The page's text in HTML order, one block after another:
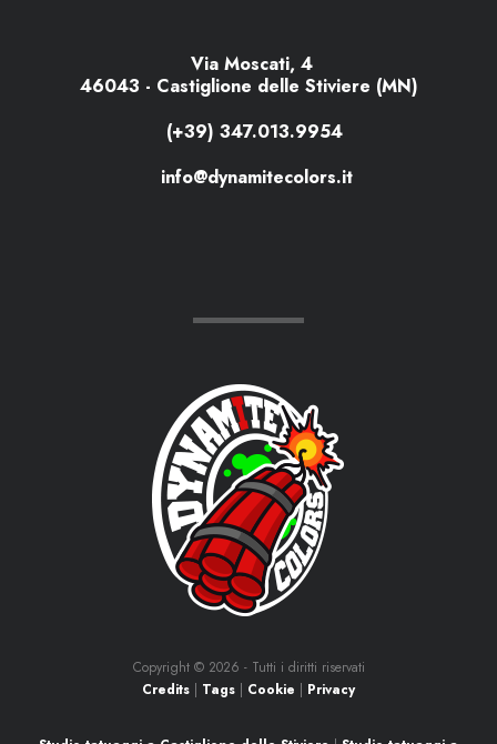
Via Moscati, 4
46043 - Castiglione delle Stiviere (MN)
(+39) 347.013.9954
info@dynamitecolors.it
Copyright © 2026 - Tutti i diritti riservati
Credits | Tags | Cookie | Privacy